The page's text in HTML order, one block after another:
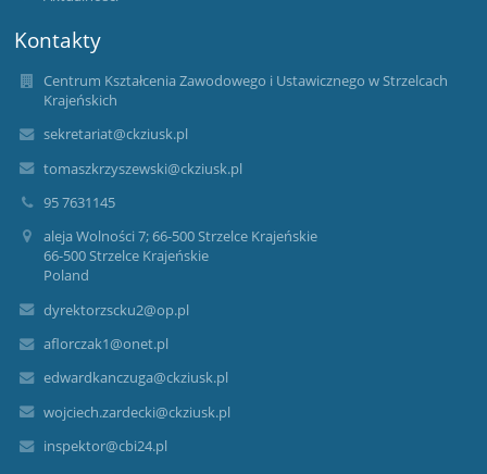
Kontakty
Centrum Kształcenia Zawodowego i Ustawicznego w Strzelcach
Krajeńskich
sekretariat@ckziusk.pl
tomaszkrzyszewski@ckziusk.pl
95 7631145
aleja Wolności 7; 66-500 Strzelce Krajeńskie
66-500 Strzelce Krajeńskie
Poland
dyrektorzscku2@op.pl
aflorczak1@onet.pl
edwardkanczuga@ckziusk.pl
wojciech.zardecki@ckziusk.pl
inspektor@cbi24.pl